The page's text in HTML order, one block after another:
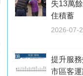
失13萬
住積蓄
2026-07-
提升服
市區客